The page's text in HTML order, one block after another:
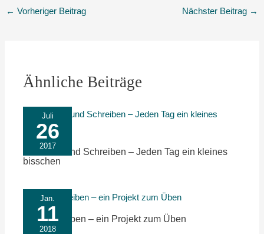
← Vorheriger Beitrag Nächster Beitrag →
Ähnliche Beiträge
Juli
26
2017
Zeichnen und Schreiben – Jeden Tag ein kleines
bisschen
Jan.
11
2018
Bibelschreiben – ein Projekt zum Üben